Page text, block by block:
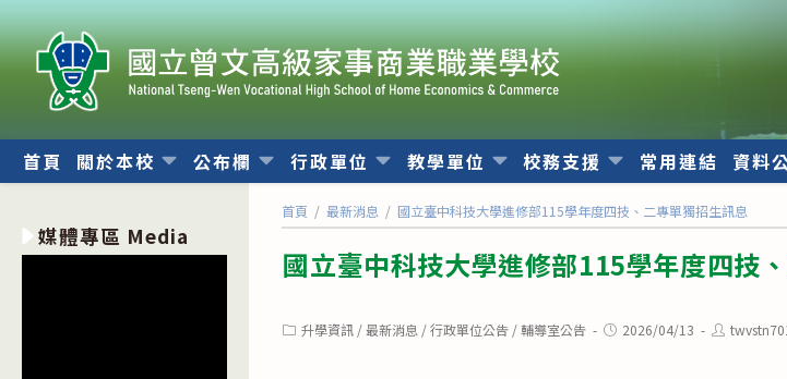
跳
轉
至
內
首頁 關於本校 公布欄 行政單位 教學單位 校務支援 常用連結 資料
首頁 / 最新消息 / 國立臺中科技大學進修部115學年度四技、二專單獨招生訊息
國立臺中科技大學進修部115學年度四技
Post升學資訊 / 最新消息 / 行政單位公告 / 輔導室公告
Post2026/04/13
Post
媒體專區 Media